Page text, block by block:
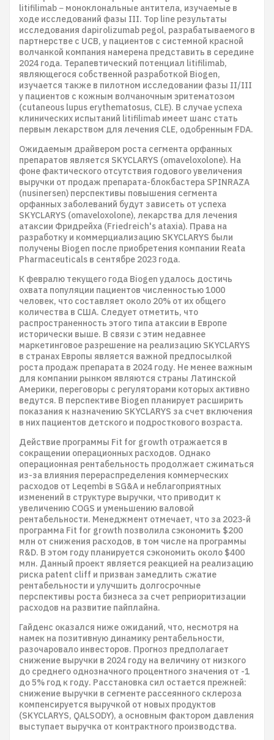
litifilimab − моноклональные антитела, изучаемые в
ходе исследований фазы III. Top line результаты
исследования dapirolizumab pegol, разрабатываемого в
партнерстве с UCB, у пациентов с системной красной
волчанкой компания намерена представить в середине
2024 года. Терапевтический потенциал litifilimab,
являющегося собственной разработкой Biogen,
изучается также в пилотном исследовании фазы II/III
у пациентов с кожным волчаночным эритематозом
(cutaneous lupus erythematosus, CLE). В случае успеха
клинических испытаний litifilimab имеет шанс стать
первым лекарством для лечения CLE, одобренным FDA.
Ожидаемым драйвером роста сегмента орфанных
препаратов является SKYCLARYS (omaveloxolone). На
фоне фактического отсутствия годового увеличения
выручки от продаж препарата-блокбастера SPINRAZA
(nusinersen) перспективы повышения сегмента
орфанных заболеваний будут зависеть от успеха
SKYCLARYS (omaveloxolone), лекарства для лечения
атаксии Фридрейха (Friedreich's ataxia). Права на
разработку и коммерциализацию SKYCLARYS были
получены Biogen после приобретения компании Reata
Pharmaceuticals в сентябре 2023 года.
К февралю текущего года Biogen удалось достичь
охвата популяции пациентов численностью 1000
человек, что составляет около 20% от их общего
количества в США. Следует отметить, что
распространенность этого типа атаксии в Европе
исторически выше. В связи с этим недавнее
маркетинговое разрешение на реализацию SKYCLARYS
в странах Европы является важной предпосылкой
роста продаж препарата в 2024 году. Не менее важным
для компании рынком являются страны Латинской
Америки, переговоры с регуляторами которых активно
ведутся. В перспективе Biogen планирует расширить
показания к назначению SKYCLARYS за счет включения
в них пациентов детского и подросткового возраста.
Действие программы Fit for growth отражается в
сокращении операционных расходов. Однако
операционная рентабельность продолжает сжиматься
из-за влияния перераспределения коммерческих
расходов от Leqembi в SG&A и неблагоприятных
изменений в структуре выручки, что приводит к
увеличению COGS и уменьшению валовой
рентабельности. Менеджмент отмечает, что за 2023-й
программа Fit for growth позволила сэкономить $200
млн от снижения расходов, в том числе на программы
R&D. В этом году планируется сэкономить около $400
млн. Данный проект является реакцией на реализацию
риска patent cliff и призван замедлить сжатие
рентабельности и улучшить долгосрочные
перспективы роста бизнеса за счет реприоритизации
расходов на развитие пайплайна.
Гайденс оказался ниже ожиданий, что, несмотря на
намек на позитивную динамику рентабельности,
разочаровало инвесторов. Прогноз предполагает
снижение выручки в 2024 году на величину от низкого
до среднего однозначного процентного значения от -1
до 5% год к году. Расстановка сил остается прежней:
снижение выручки в сегменте рассеянного склероза
компенсируется выручкой от новых продуктов
(SKYCLARYS, QALSODY), а основным фактором давления
выступает выручка от контрактного производства.